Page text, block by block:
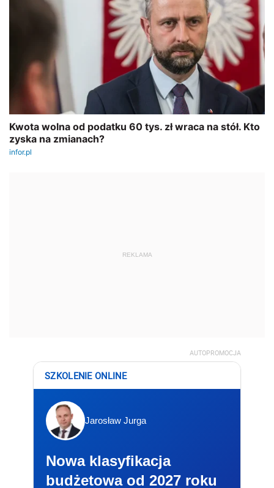
REKLAMA
AUTOPROMOCJA
SZKOLENIE ONLINE
Jarosław Jurga
Nowa klasyfikacja
budżetowa od 2027 roku